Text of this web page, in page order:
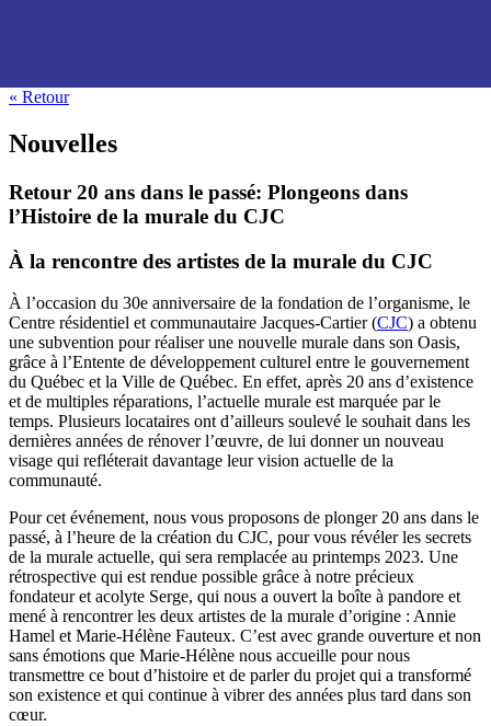
« Retour
Nouvelles
Retour 20 ans dans le passé: Plongeons dans
l’Histoire de la murale du CJC
À la rencontre des artistes de la murale du CJC
À l’occasion du 30e anniversaire de la fondation de l’organisme, le
Centre résidentiel et communautaire Jacques-Cartier (CJC) a obtenu
une subvention pour réaliser une nouvelle murale dans son Oasis,
grâce à l’Entente de développement culturel entre le gouvernement
du Québec et la Ville de Québec. En effet, après 20 ans d’existence
et de multiples réparations, l’actuelle murale est marquée par le
temps. Plusieurs locataires ont d’ailleurs soulevé le souhait dans les
dernières années de rénover l’œuvre, de lui donner un nouveau
visage qui refléterait davantage leur vision actuelle de la
communauté.
Pour cet événement, nous vous proposons de plonger 20 ans dans le
passé, à l’heure de la création du CJC, pour vous révéler les secrets
de la murale actuelle, qui sera remplacée au printemps 2023. Une
rétrospective qui est rendue possible grâce à notre précieux
fondateur et acolyte Serge, qui nous a ouvert la boîte à pandore et
mené à rencontrer les deux artistes de la murale d’origine : Annie
Hamel et Marie-Hélène Fauteux. C’est avec grande ouverture et non
sans émotions que Marie-Hélène nous accueille pour nous
transmettre ce bout d’histoire et de parler du projet qui a transformé
son existence et qui continue à vibrer des années plus tard dans son
cœur.